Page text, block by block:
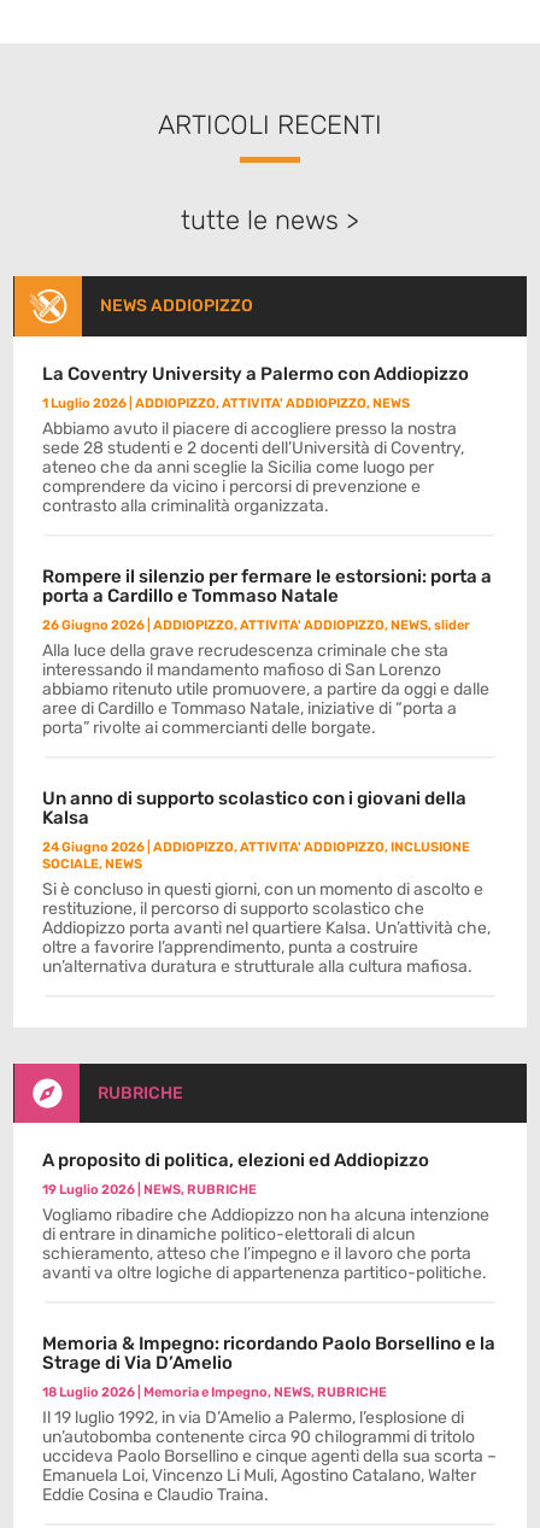
ARTICOLI RECENTI
tutte le news >
NEWS ADDIOPIZZO
La Coventry University a Palermo con Addiopizzo
1 Luglio 2026 |ADDIOPIZZO,ATTIVITA' ADDIOPIZZO,NEWS
Abbiamo avuto il piacere di accogliere presso la nostra
sede 28 studenti e 2 docenti dell’Università di Coventry,
ateneo che da anni sceglie la Sicilia come luogo per
comprendere da vicino i percorsi di prevenzione e
contrasto alla criminalità organizzata.
Rompere il silenzio per fermare le estorsioni: porta a
porta a Cardillo e Tommaso Natale
26 Giugno 2026 |ADDIOPIZZO,ATTIVITA' ADDIOPIZZO,NEWS,slider
Alla luce della grave recrudescenza criminale che sta
interessando il mandamento mafioso di San Lorenzo
abbiamo ritenuto utile promuovere, a partire da oggi e dalle
aree di Cardillo e Tommaso Natale, iniziative di “porta a
porta” rivolte ai commercianti delle borgate.
Un anno di supporto scolastico con i giovani della
Kalsa
24 Giugno 2026 |ADDIOPIZZO,ATTIVITA' ADDIOPIZZO,INCLUSIONE
SOCIALE,NEWS
Si è concluso in questi giorni, con un momento di ascolto e
restituzione, il percorso di supporto scolastico che
Addiopizzo porta avanti nel quartiere Kalsa. Un’attività che,
oltre a favorire l’apprendimento, punta a costruire
un’alternativa duratura e strutturale alla cultura mafiosa.
 RUBRICHE
A proposito di politica, elezioni ed Addiopizzo
19 Luglio 2026 |NEWS,RUBRICHE
Vogliamo ribadire che Addiopizzo non ha alcuna intenzione
di entrare in dinamiche politico-elettorali di alcun
schieramento, atteso che l’impegno e il lavoro che porta
avanti va oltre logiche di appartenenza partitico-politiche.
Memoria & Impegno: ricordando Paolo Borsellino e la
Strage di Via D’Amelio
18 Luglio 2026 |Memoria e Impegno,NEWS,RUBRICHE
Il 19 luglio 1992, in via D’Amelio a Palermo, l’esplosione di
un’autobomba contenente circa 90 chilogrammi di tritolo
uccideva Paolo Borsellino e cinque agenti della sua scorta –
Emanuela Loi, Vincenzo Li Muli, Agostino Catalano, Walter
Eddie Cosina e Claudio Traina.